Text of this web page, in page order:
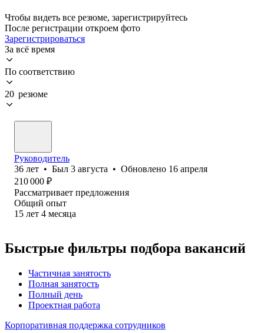
Чтобы видеть все резюме, зарегистрируйтесь
После регистрации откроем фото
Зарегистрироваться
За всё время
По соответствию
20 резюме
Руководитель
36 лет • Был 3 августа • Обновлено 16 апреля
210 000 ₽
Рассматривает предложения
Общий опыт
15 лет 4 месяца
Быстрые фильтры подбора вакансий
Частичная занятость
Полная занятость
Полный день
Проектная работа
Корпоративная поддержка сотрудников